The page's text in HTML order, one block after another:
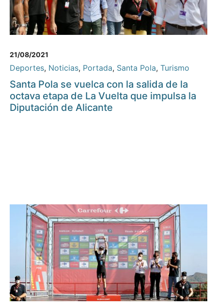
21/08/2021
Deportes, Noticias, Portada, Santa Pola, Turismo
Santa Pola se vuelca con la salida de la
octava etapa de La Vuelta que impulsa la
Diputación de Alicante